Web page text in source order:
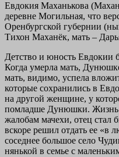
Евдокия Маханькова
деревне Могильная, что
Оренбургской губернии
Тихон Маханёк, мать –
Детство и юность Евдокии
Когда умерла мать,
мать, видимо, успела
которые сохранились в
на другой женщине, у
помладше Дунюшки. Жизнь
жалобам мачехи, отец стал
вскоре решил отдать ее «в
соседнее большое село
нянькой в семье с